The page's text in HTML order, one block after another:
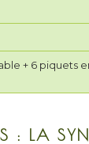
+ 6 piquets
: LA